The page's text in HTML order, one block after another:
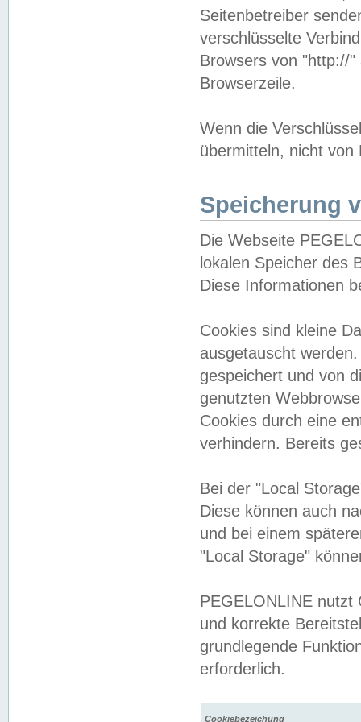
Seitenbetreiber
verschlüsselte
Browsers von "http://
Browserzeile.
Wenn die
übermitteln, nicht von
Speicherung
Die Webseite
lokalen Speicher des
Diese Informationen
Cookies sind kleine
ausgetauscht
gespeichert und von
genutzten
Cookies durch eine
verhindern. Bereits
Bei der "Local
Diese können auch
und bei einem
"Local Storage"
PEGELONLINE nutzt
und korrekte
grundlegende
erforderlich.
Cookiebezeichung